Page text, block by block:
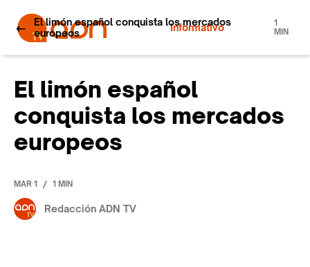
Informativo
El limón español conquista los mercados
europeos
1
MIN
El limón español
conquista los mercados
europeos
MAR 1 / 1 MIN
Redacción ADN TV